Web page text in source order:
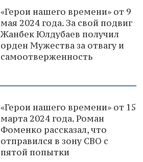
«Герои нашего времени» от 9
мая 2024 года. За свой подвиг
Жанбек Юлдубаев получил
орден Мужества за отвагу и
самоотверженность
«Герои нашего времени» от 15
марта 2024 года. Роман
Фоменко рассказал, что
отправился в зону СВО с
пятой попытки